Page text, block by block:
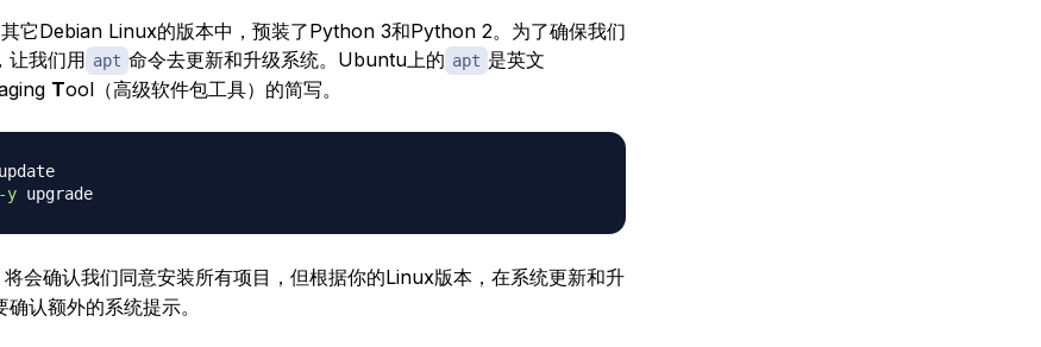
它Debian Linux的版本中，预装了Python 3和Python 2。为了确保我们
让我们用 apt 命令去更新和升级系统。Ubuntu上的 apt 是英文
Tool（高级软件包工具）的简写。
update
-y upgrade
将会确认我们同意安装所有项目，但根据你的Linux版本，在系统更新和升
认额外的系统提示。